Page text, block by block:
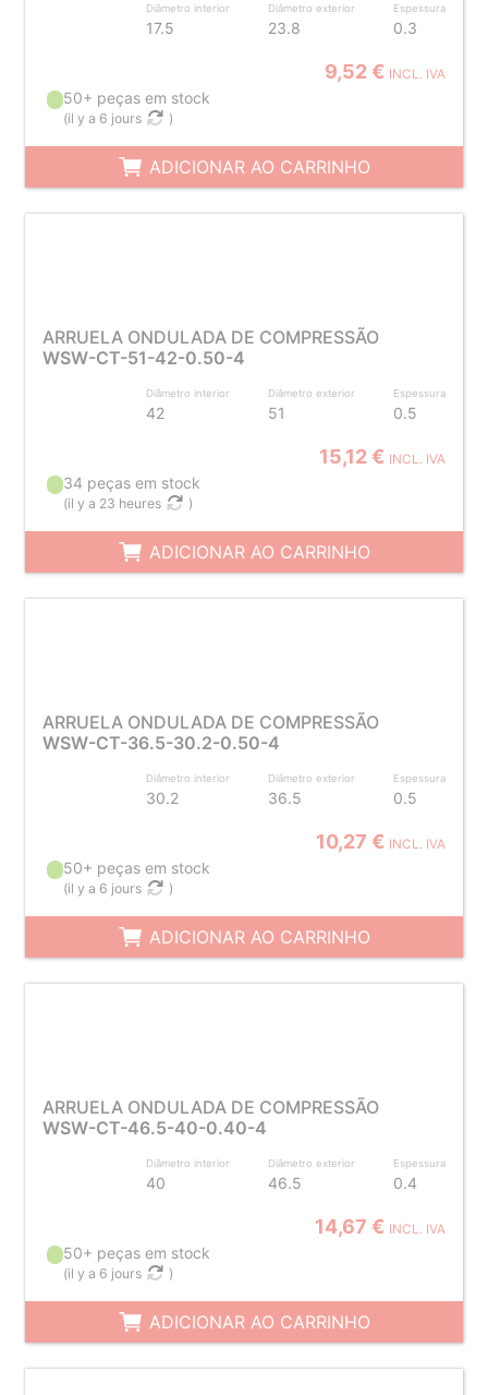
Diâmetro interior
17.5
Diâmetro exterior
23.8
Espessura
0.3
9,52 € INCL. IVA
50+ peças em stock
(il y a 6 jours )
ADICIONAR AO CARRINHO
ARRUELA ONDULADA DE COMPRESSÃO
WSW-CT-51-42-0.50-4
Diâmetro interior
42
Diâmetro exterior
51
Espessura
0.5
15,12 € INCL. IVA
34 peças em stock
(il y a 23 heures )
ADICIONAR AO CARRINHO
ARRUELA ONDULADA DE COMPRESSÃO
WSW-CT-36.5-30.2-0.50-4
Diâmetro interior
30.2
Diâmetro exterior
36.5
Espessura
0.5
10,27 € INCL. IVA
50+ peças em stock
(il y a 6 jours )
ADICIONAR AO CARRINHO
ARRUELA ONDULADA DE COMPRESSÃO
WSW-CT-46.5-40-0.40-4
Diâmetro interior
40
Diâmetro exterior
46.5
Espessura
0.4
14,67 € INCL. IVA
50+ peças em stock
(il y a 6 jours )
ADICIONAR AO CARRINHO